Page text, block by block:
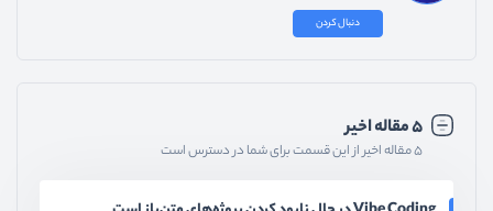
دنبال کردن
۵ مقاله اخیر
۵ مقاله اخیر از این قسمت برای شما در دسترس است